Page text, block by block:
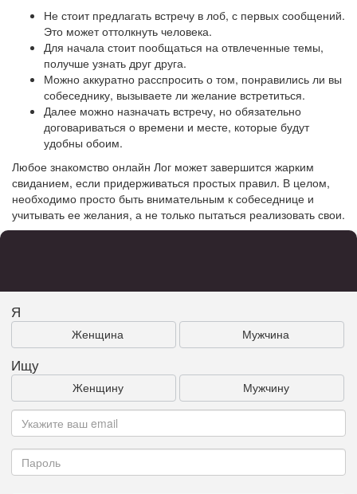
Не стоит предлагать встречу в лоб, с первых сообщений.
Это может оттолкнуть человека.
Для начала стоит пообщаться на отвлеченные темы,
получше узнать друг друга.
Можно аккуратно расспросить о том, понравились ли вы
собеседнику, вызываете ли желание встретиться.
Далее можно назначать встречу, но обязательно
договариваться о времени и месте, которые будут
удобны обоим.
Любое знакомство онлайн Лог может завершится жарким
свиданием, если придерживаться простых правил. В целом,
необходимо просто быть внимательным к собеседнице и
учитывать ее желания, а не только пытаться реализовать свои.
Я
Женщина Мужчина
Ищу
Женщину Мужчину